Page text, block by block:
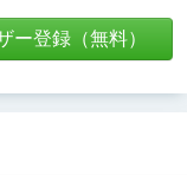
ー登録（無料）